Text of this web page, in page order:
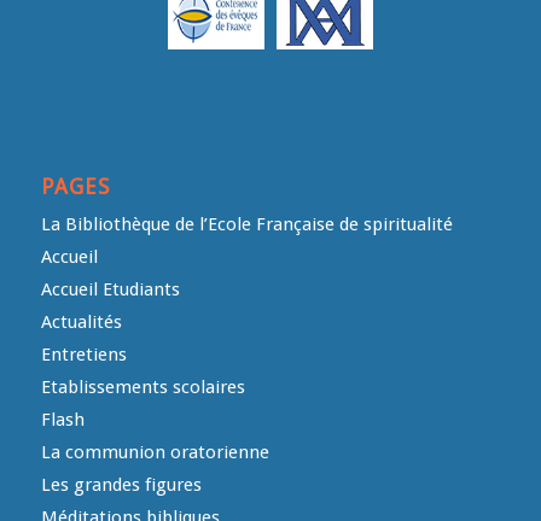
PAGES
La Bibliothèque de l’Ecole Française de spiritualité
Accueil
Accueil Etudiants
Actualités
Entretiens
Etablissements scolaires
Flash
La communion oratorienne
Les grandes figures